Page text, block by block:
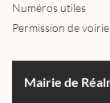
Numéros utiles
Permission de
Mairie de